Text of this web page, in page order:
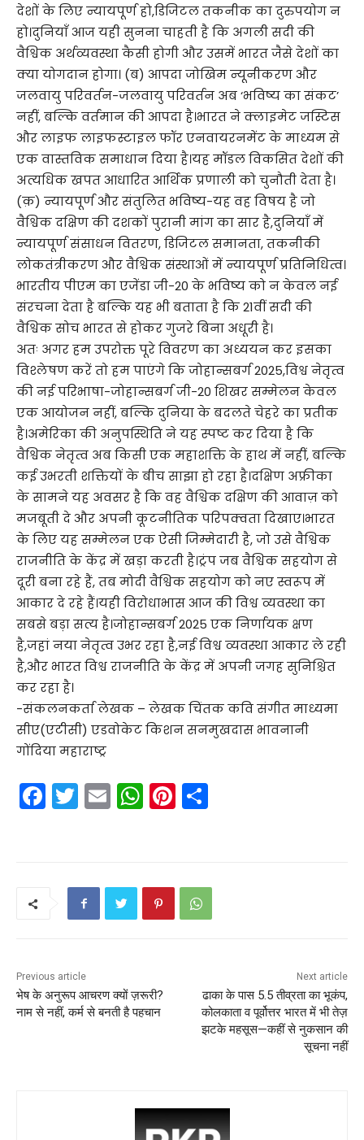
देशों के लिए न्यायपूर्ण हो,डिजिटल तकनीक का दुरुपयोग न
हो।दुनियाँ आज यही सुनना चाहती है कि अगली सदी की
वैश्विक अर्थव्यवस्था कैसी होगी और उसमें भारत जैसे देशों का
क्या योगदान होगा। (ब) आपदा जोखिम न्यूनीकरण और
जलवायु परिवर्तन-जलवायु परिवर्तन अब ‘भविष्य का संकट’
नहीं, बल्कि वर्तमान की आपदा है।भारत ने क्लाइमेट जस्टिस
और लाइफ लाइफस्टाइल फॉर एनवायरनमेंट के माध्यम से
एक वास्तविक समाधान दिया है।यह मॉडल विकसित देशों की
अत्यधिक खपत आधारित आर्थिक प्रणाली को चुनौती देता है।
(क़) न्यायपूर्ण और संतुलित भविष्य-यह वह विषय है जो
वैश्विक दक्षिण की दशकों पुरानी मांग का सार है,दुनियाँ में
न्यायपूर्ण संसाधन वितरण, डिजिटल समानता, तकनीकी
लोकतंत्रीकरण और वैश्विक संस्थाओं में न्यायपूर्ण प्रतिनिधित्व।
भारतीय पीएम का एजेंडा जी-20 के भविष्य को न केवल नई
संरचना देता है बल्कि यह भी बताता है कि 21वीं सदी की
वैश्विक सोच भारत से होकर गुजरे बिना अधूरी है।
अतः अगर हम उपरोक्त पूरे विवरण का अध्ययन कर इसका
विश्लेषण करें तो हम पाएंगे कि जोहान्सबर्ग 2025,विश्व नेतृत्व
की नई परिभाषा-जोहान्सबर्ग जी-20 शिखर सम्मेलन केवल
एक आयोजन नहीं, बल्कि दुनिया के बदलते चेहरे का प्रतीक
है।अमेरिका की अनुपस्थिति ने यह स्पष्ट कर दिया है कि
वैश्विक नेतृत्व अब किसी एक महाशक्ति के हाथ में नहीं, बल्कि
कई उभरती शक्तियों के बीच साझा हो रहा है।दक्षिण अफ्रीका
के सामने यह अवसर है कि वह वैश्विक दक्षिण की आवाज़ को
मजबूती दे और अपनी कूटनीतिक परिपक्वता दिखाए।भारत
के लिए यह सम्मेलन एक ऐसी जिम्मेदारी है, जो उसे वैश्विक
राजनीति के केंद्र में खड़ा करती है।ट्रंप जब वैश्विक सहयोग से
दूरी बना रहे हैं, तब मोदी वैश्विक सहयोग को नए स्वरूप में
आकार दे रहे हैं।यही विरोधाभास आज की विश्व व्यवस्था का
सबसे बड़ा सत्य है।जोहान्सबर्ग 2025 एक निर्णायक क्षण
है,जहां नया नेतृत्व उभर रहा है,नई विश्व व्यवस्था आकार ले रही
है,और भारत विश्व राजनीति के केंद्र में अपनी जगह सुनिश्चित
कर रहा है।
-संकलनकर्ता लेखक – लेखक चिंतक कवि संगीत माध्यमा
सीए(एटीसी) एडवोकेट किशन सनमुखदास भावनानी
गोंदिया महाराष्ट्र
F
k
T E W
A
p
Pi
st
Previous article
भेष के अनुरूप आचरण क्यों ज़रूरी?
नाम से नहीं, कर्म से बनती है पहचान
Next article
ढाका के पास 5.5 तीव्रता का भूकंप,
कोलकाता व पूर्वोत्तर भारत में भी तेज़
झटके महसूस—कहीं से नुकसान की
सूचना नहीं